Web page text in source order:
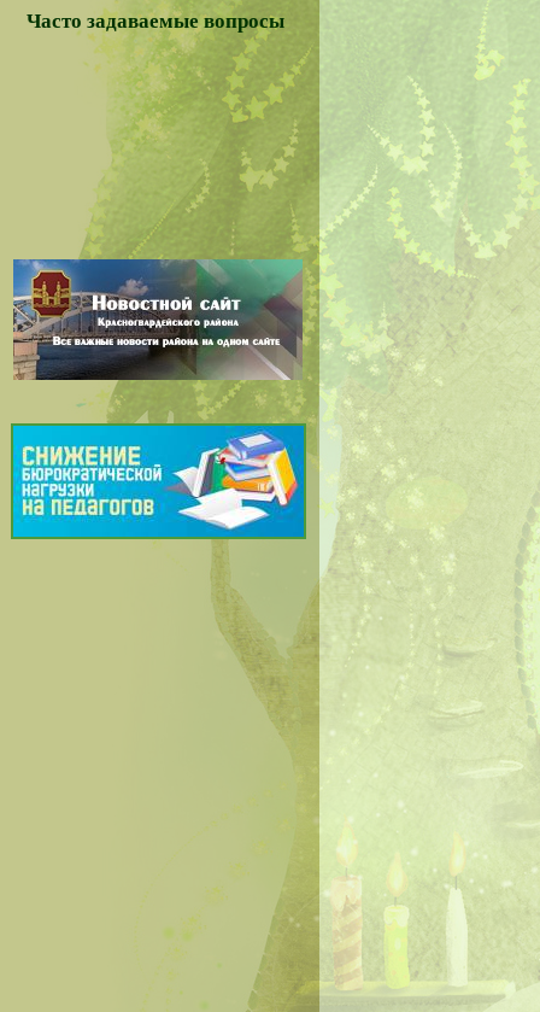
Часто задаваемые вопросы